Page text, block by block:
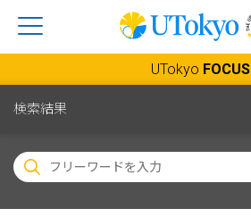
UTokyo FOCUS
検索結果